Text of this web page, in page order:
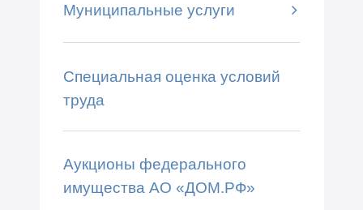
Муниципальные услуги
Специальная оценка условий
труда
Аукционы федерального
имущества АО «ДОМ.РФ»